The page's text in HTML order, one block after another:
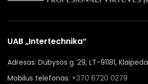
UAB „Intertechnika“
Adresas: Dubysos g. 29, LT-91181, Klaipėda
Mobilus telefonas: +370 6720 0279